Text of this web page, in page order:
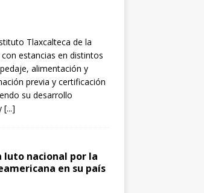
Tlaxcalteca de la
estancias en distintos
alimentación y
previa y certificación
su desarrollo
[...]
luto nacional por la
en su país